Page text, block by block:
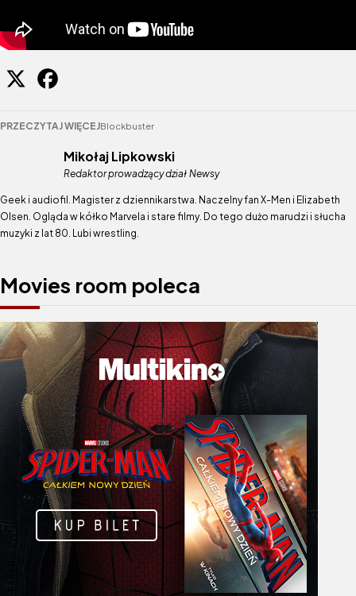
PRZECZYTAJ WIĘCEJBlockbuster
Mikołaj Lipkowski
Redaktor prowadzący dział Newsy
Geek i audiofil. Magister z dziennikarstwa. Naczelny fan X-Men i Elizabeth
Olsen. Ogląda w kółko Marvela i stare filmy. Do tego dużo marudzi i słucha
muzyki z lat 80. Lubi wrestling.
Movies room poleca